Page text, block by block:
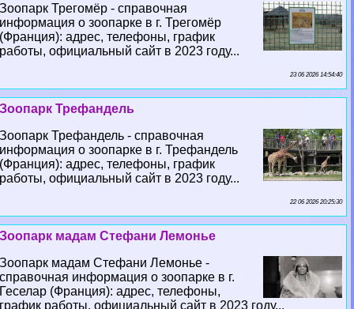
Зоопарк Трегомёр - справочная
информация о зоопарке в г. Трегомёр
(Франция): адрес, телефоны, график
работы, официальный сайт в 2023 году...
23 06 2026 14:54:40
Зоопарк Трефандель
Зоопарк Трефандель - справочная
информация о зоопарке в г. Трефандель
(Франция): адрес, телефоны, график
работы, официальный сайт в 2023 году...
22 06 2026 20:25:30
Зоопарк мадам Стефани Лемонье
Зоопарк мадам Стефани Лемонье -
справочная информация о зоопарке в г.
Геселар (Франция): адрес, телефоны,
график работы, официальный сайт в 2023 году...